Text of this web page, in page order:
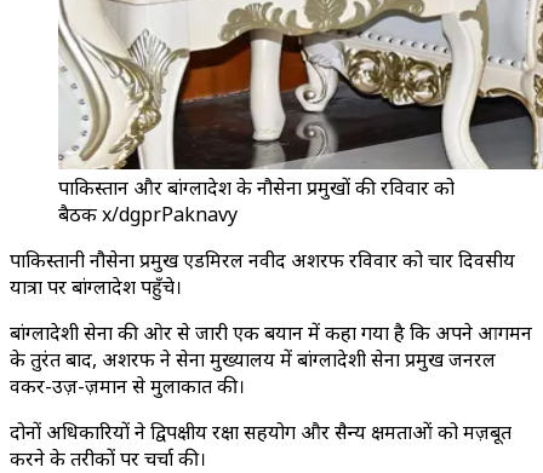
पाकिस्तान और बांग्लादेश के नौसेना प्रमुखों की रविवार को
बैठक x/dgprPaknavy
पाकिस्तानी नौसेना प्रमुख एडमिरल नवीद अशरफ रविवार को चार दिवसीय
यात्रा पर बांग्लादेश पहुँचे।
बांग्लादेशी सेना की ओर से जारी एक बयान में कहा गया है कि अपने आगमन
के तुरंत बाद, अशरफ ने सेना मुख्यालय में बांग्लादेशी सेना प्रमुख जनरल
वकर-उज़-ज़मान से मुलाकात की।
दोनों अधिकारियों ने द्विपक्षीय रक्षा सहयोग और सैन्य क्षमताओं को मज़बूत
करने के तरीकों पर चर्चा की।